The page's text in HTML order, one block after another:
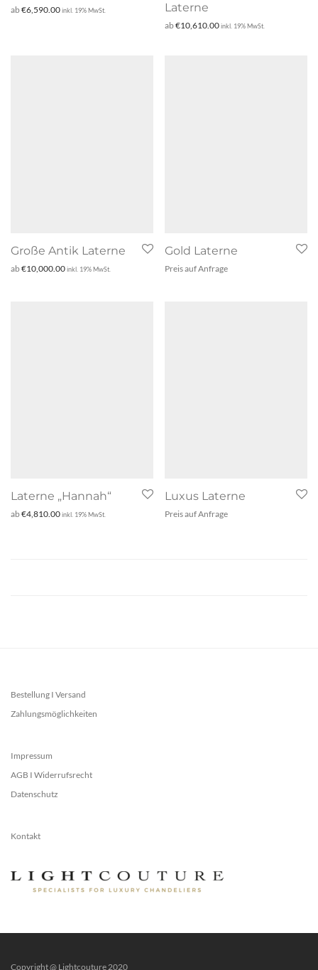
ab€6,590.00inkl. 19% MwSt.
Laterne
ab€10,610.00inkl. 19% MwSt.
Große Antik Laterne
ab€10,000.00inkl. 19% MwSt.
Gold Laterne
Preis auf Anfrage
Laterne „Hannah“
ab€4,810.00inkl. 19% MwSt.
Luxus Laterne
Preis auf Anfrage
Bestellung I Versand
Zahlungsmöglichkeiten
Impressum
AGB I Widerrufsrecht
Datenschutz
Kontakt
Copyright @ Lightcouture 2020